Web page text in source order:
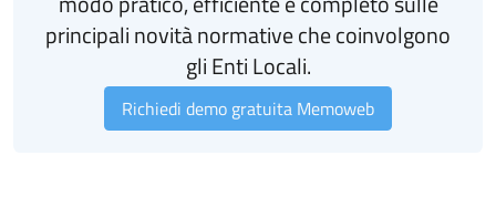
principali novità normative che coinvolgono
gli Enti Locali.
Richiedi demo gratuita Memoweb